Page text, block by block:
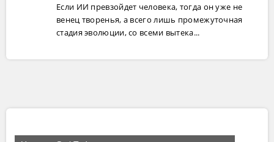
Если ИИ превзойдет человека, тогда он уже не
венец творенья, а всего лишь промежуточная
стадия эволюции, со всеми вытека...